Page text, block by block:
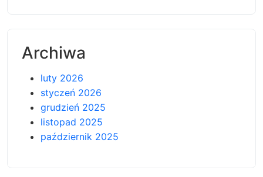
Archiwa
luty 2026
styczeń 2026
grudzień 2025
listopad 2025
październik 2025